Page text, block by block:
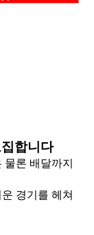
합니다
론 배달까지
경기를 헤쳐